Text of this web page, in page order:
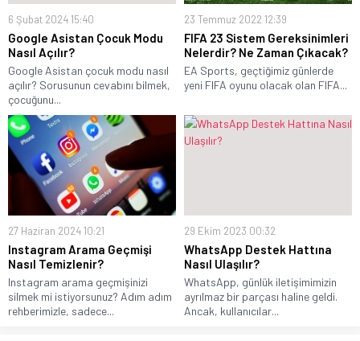
6 Şubat 2024 15:40
Google Asistan Çocuk Modu
Nasıl Açılır?
Google Asistan çocuk modu nasıl
açılır? Sorusunun cevabını bilmek,
çocuğunu...
23 Temmuz 2022 12:39
FIFA 23 Sistem Gereksinimleri
Nelerdir? Ne Zaman Çıkacak?
EA Sports, geçtiğimiz günlerde
yeni FIFA oyunu olacak olan FIFA...
27 Haziran 2024 10:21
Instagram Arama Geçmişi
Nasıl Temizlenir?
Instagram arama geçmişinizi
silmek mi istiyorsunuz? Adım adım
rehberimizle, sadece...
29 Ekim 2023 00:32
WhatsApp Destek Hattına
Nasıl Ulaşılır?
WhatsApp, günlük iletişimimizin
ayrılmaz bir parçası haline geldi.
Ancak, kullanıcılar...